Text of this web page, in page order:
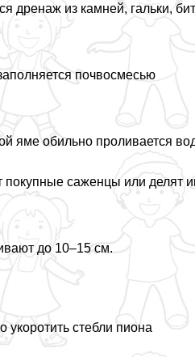
дренаж из камней, гальки,
почвосмесью
яме обильно проливается
покупные саженцы или делят
до 10–15 см.
укоротить стeбли пиона